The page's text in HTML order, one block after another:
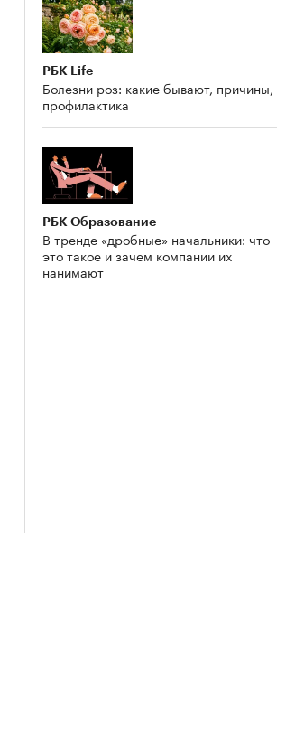
РБК Life
Болезни роз: какие бывают, причины,
профилактика
РБК Образование
В тренде «дробные» начальники: что
это такое и зачем компании их
нанимают